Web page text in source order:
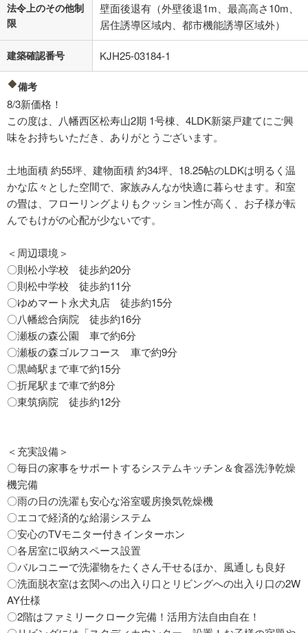
法令上のその他制
限
壁面後退有（外壁後退1m、最高高さ10m、
居住誘導区域内、都市機能誘導区域外）
建築確認番号 KJH25-03184-1
備考
8/3新価格！
この度は、八幡西区松寿山2期 1号棟、4LDK新築戸建てにご興
味をお持ちいただき、ありがとうございます。
土地面積 約55坪、建物面積 約34坪、18.25帖のLDKは明るく温
かな広々とした空間で、家族みんなが快適に暮らせます。和室
の畳は、フローリングよりもクッション性が高く、お子様が転
んでもけがの心配が少ないです。
＜周辺環境＞
〇則松小学校 徒歩約20分
〇則松中学校 徒歩約11分
〇ゆめマート永犬丸店 徒歩約15分
〇八幡総合病院 徒歩約16分
〇瀬板の森公園 車で約6分
〇瀬板の森ゴルフコース 車で約9分
〇黒崎駅まで車で約15分
〇折尾駅まで車で約8分
〇東筑病院 徒歩約12分
＜充実設備＞
〇毎日の家事をサポートするシステムキッチン＆食器洗浄乾燥
機完備
〇雨の日の洗濯も安心な浴室暖房換気乾燥機
〇エコで経済的な給湯システム
〇安心のTVモニター付きインターホン
〇各居室に収納スペース設置
〇バルコニーで洗濯物をたくさん干せるほか、風通しも良好
〇洗面脱衣室は玄関への出入り口とリビングへの出入り口の2W
AY仕様
〇2階はファミリークローク完備！活用方法自由自在！